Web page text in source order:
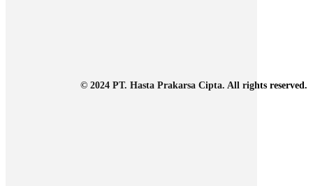
© 2024 PT. Hasta Prakarsa Cipta. All rights reserved.